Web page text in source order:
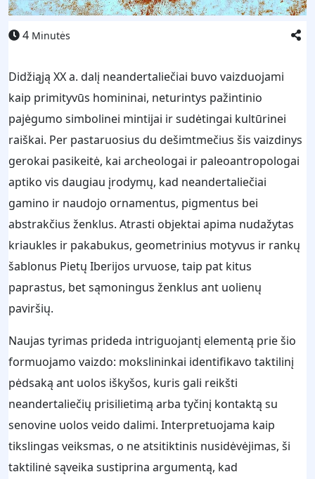
4 Minutės
Didžiąją XX a. dalį neandertaliečiai buvo vaizduojami
kaip primityvūs homininai, neturintys pažintinio
pajėgumo simbolinei mintijai ir sudėtingai kultūrinei
raiškai. Per pastaruosius du dešimtmečius šis vaizdinys
gerokai pasikeitė, kai archeologai ir paleoantropologai
aptiko vis daugiau įrodymų, kad neandertaliečiai
gamino ir naudojo ornamentus, pigmentus bei
abstrakčius ženklus. Atrasti objektai apima nudažytas
kriaukles ir pakabukus, geometrinius motyvus ir rankų
šablonus Pietų Iberijos urvuose, taip pat kitus
paprastus, bet sąmoningus ženklus ant uolienų
paviršių.
Naujas tyrimas prideda intriguojantį elementą prie šio
formuojamo vaizdo: mokslininkai identifikavo taktilinį
pėdsaką ant uolos iškyšos, kuris gali reikšti
neandertaliečių prisilietimą arba tyčinį kontaktą su
senovine uolos veido dalimi. Interpretuojama kaip
tikslingas veiksmas, o ne atsitiktinis nusidėvėjimas, ši
taktilinė sąveika sustiprina argumentą, kad